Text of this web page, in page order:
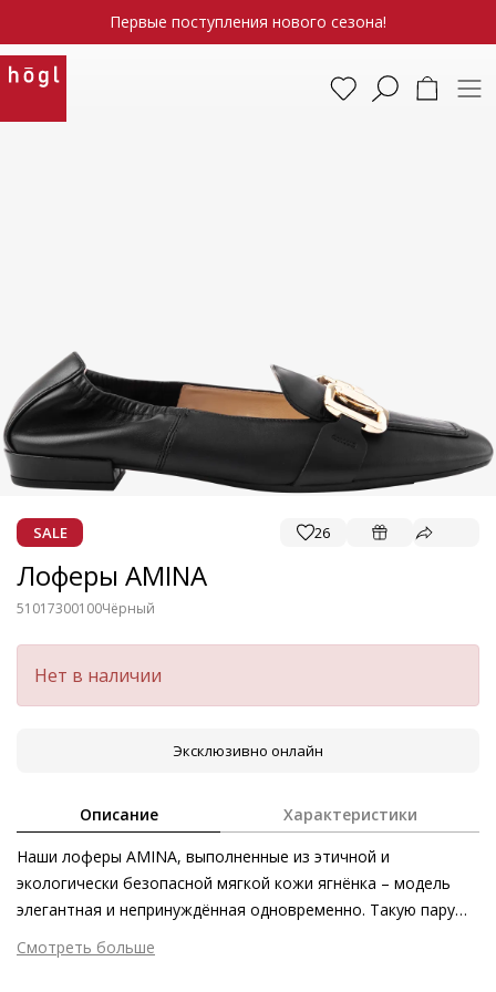
Первые поступления нового сезона!
SALE 26
Лоферы AMINA
51017300100Чёрный
Нет в наличии
Эксклюзивно онлайн
Описание Характеристики
Наши лоферы AMINA, выполненные из этичной и
экологически безопасной мягкой кожи ягнёнка – модель
элегантная и непринуждённая одновременно. Такую пару
можно смело назвать классикой на века – ведь она служит
стильным акцентом в любом образе. О максимальном
Смотреть больше